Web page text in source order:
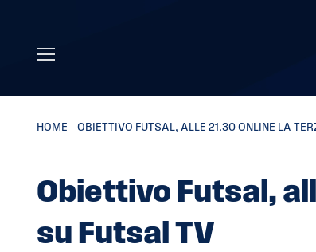
HOME OBIETTIVO FUTSAL, ALLE 21.30 ONLINE LA
Obiettivo Futsal,
su Futsal TV